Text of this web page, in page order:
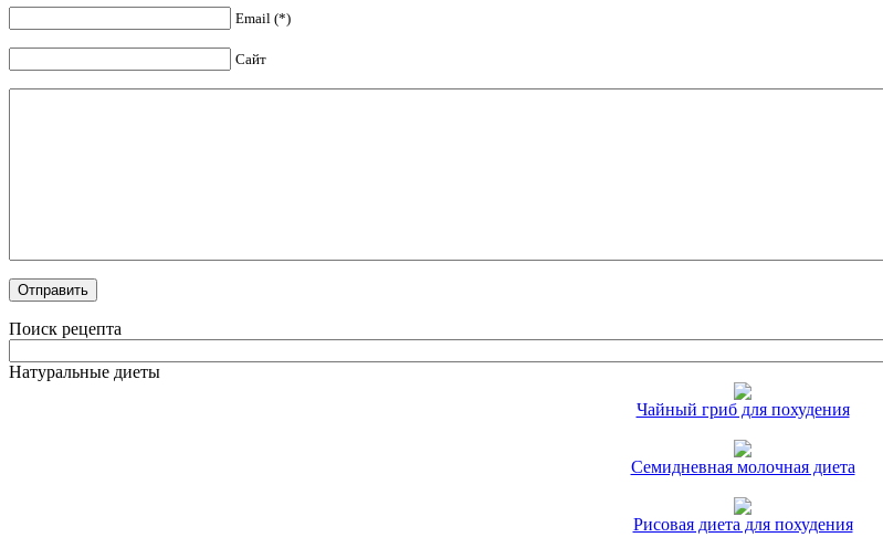
Email (*)
Сайт
Поиск рецепта
Натуральные диеты
Чайный гриб для похудения
Семидневная молочная диета
Рисовая диета для похудения